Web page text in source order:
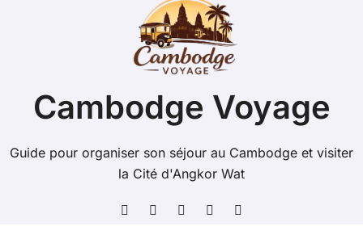
Cambodge Voyage
Guide pour organiser son séjour au Cambodge et visiter
la Cité d'Angkor Wat